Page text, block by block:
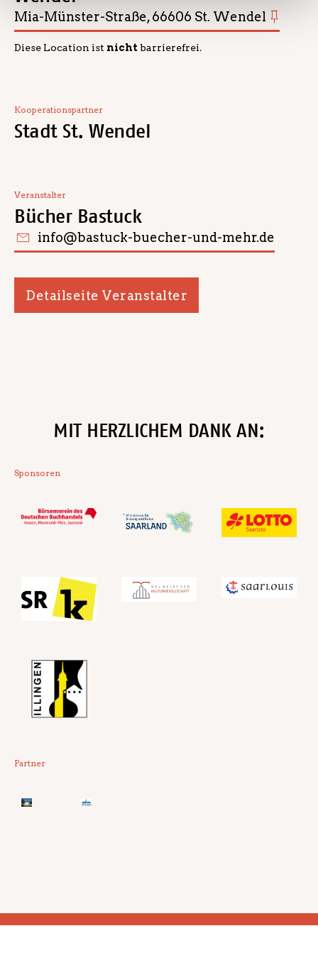
Mia-Münster-Straße, 66606 St. Wendel
Diese Location ist nichtbarrierefrei.
Kooperationspartner
Stadt St. Wendel
Veranstalter
Bücher Bastuck
info@bastuck-buecher-und-mehr.de
Detailseite Veranstalter
MIT HERZLICHEM DANK AN:
Sponsoren
Partner